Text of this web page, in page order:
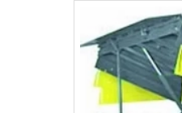
sua confiança e boa
ASL Equipamentos
concorrência pela
garantem o sucesso